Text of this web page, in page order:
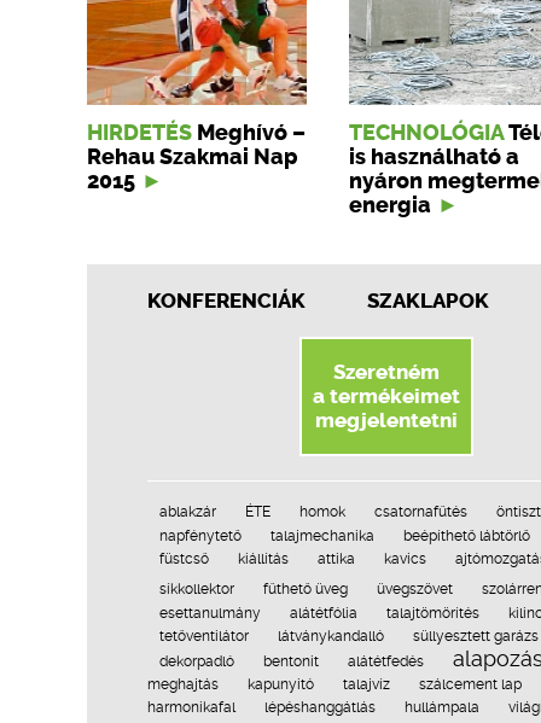
HIRDETÉS Meghívó –
Rehau Szakmai Nap
2015
TECHNOLÓGIA
is használható a
nyáron
energia
KONFERENCIÁK SZAKLAPOK
Szeretném
a termékeimet
megjelentetni
ablakzár ÉTE homok csatornafűtés
napfénytető
talajmechanika beépíthető lábtörlő
füstcső
kiállítás attika kavics
síkkollektor
fűthető üveg üvegszövet
esettanulmány
alátétfólia talajtömörítés
tetőventilátor
látványkandalló süllyesztett garázs
dekorpadló
bentonit alátétfedés alapozás
meghajtás
kapunyitó talajvíz szálcement lap
harmonikafal
lépéshanggátlás hullámpala